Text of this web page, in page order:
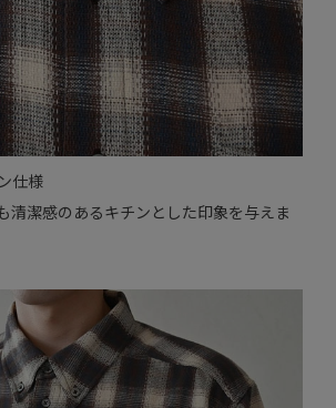
仕様
清潔感のあるキチンとした印象を与えま